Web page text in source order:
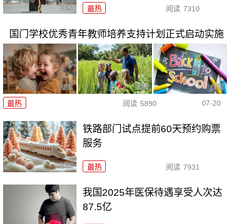
最热 阅读 7310
国门学校优秀青年教师培养支持计划正式启动实施
最热 阅读 5890 07-20
铁路部门试点提前60天预约购票
服务
最热 阅读 7931
我国2025年医保待遇享受人次达
87.5亿